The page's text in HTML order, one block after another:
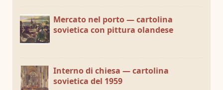
Mercato nel porto — cartolina
sovietica con pittura olandese
Interno di chiesa — cartolina
sovietica del 1959